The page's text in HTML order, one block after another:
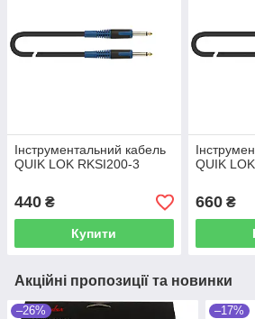
Інструментальний кабель
QUIK LOK RKSI200-3
440 ₴
Купити
QUIK
660₴
Акційні пропозиції та новинки
–26% –17%